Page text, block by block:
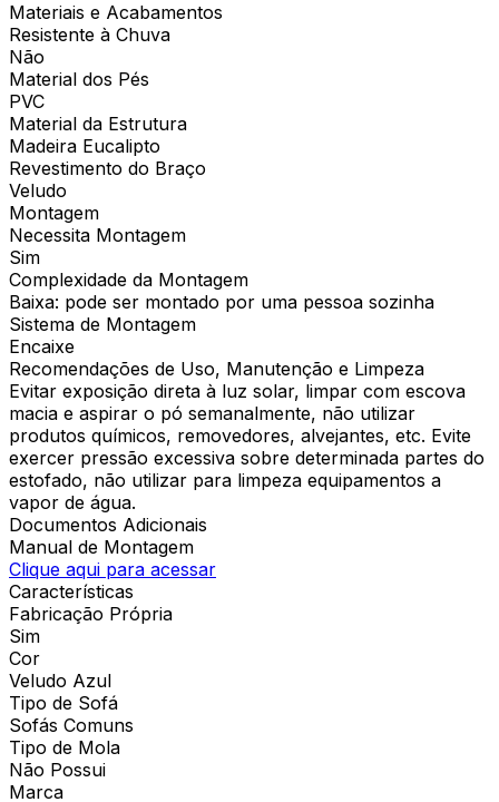
Materiais e Acabamentos
Resistente à Chuva
Não
Material dos Pés
PVC
Material da Estrutura
Madeira Eucalipto
Revestimento do Braço
Veludo
Montagem
Necessita Montagem
Sim
Complexidade da Montagem
Baixa: pode ser montado por uma pessoa sozinha
Sistema de Montagem
Encaixe
Recomendações de Uso, Manutenção e Limpeza
Evitar exposição direta à luz solar, limpar com escova
macia e aspirar o pó semanalmente, não utilizar
produtos químicos, removedores, alvejantes, etc. Evite
exercer pressão excessiva sobre determinada partes do
estofado, não utilizar para limpeza equipamentos a
vapor de água.
Documentos Adicionais
Manual de Montagem
Clique aqui para acessar
Características
Fabricação Própria
Sim
Cor
Veludo Azul
Tipo de Sofá
Sofás Comuns
Tipo de Mola
Não Possui
Marca